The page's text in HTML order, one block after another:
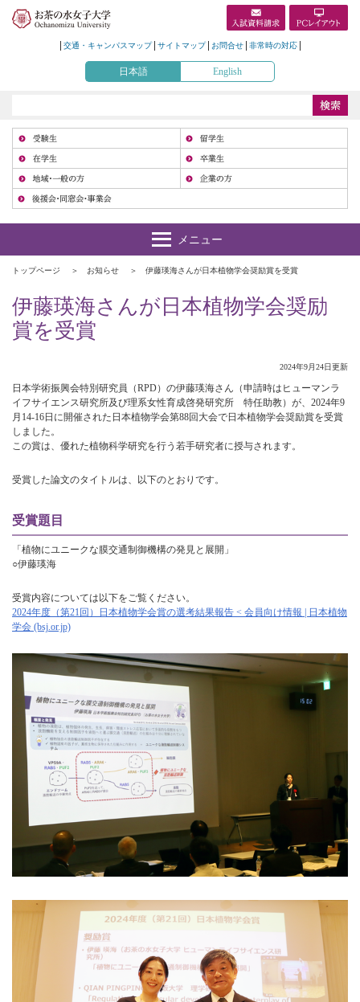
交通・キャンパスマップ サイトマップ お問合せ 非常時の対応
日本語 English
トップページ お知らせ 伊藤瑛海さんが日本植物学会奨励賞を受賞
伊藤瑛海さんが日本植物学会奨励
賞を受賞
2024年9月24日更新
日本学術振興会特別研究員（RPD）の伊藤瑛海さん（申請時はヒューマンラ
イフサイエンス研究所及び理系女性育成啓発研究所 特任助教）が、2024年9
月14-16日に開催された日本植物学会第88回大会で日本植物学会奨励賞を受賞
しました。
この賞は、優れた植物科学研究を行う若手研究者に授与されます。
受賞した論文のタイトルは、以下のとおりです。
受賞題目
「植物にユニークな膜交通制御機構の発見と展開」
○伊藤瑛海
受賞内容については以下をご覧ください。
2024年度（第21回）日本植物学会賞の選考結果報告 < 会員向け情報 | 日本植物
学会 (bsj.or.jp)